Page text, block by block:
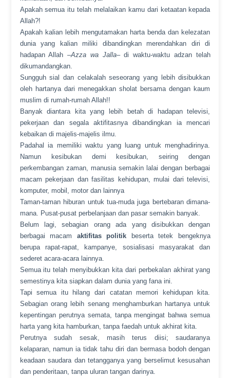
Apakah semua itu telah melalaikan kamu dari ketaatan kepada
Allah?!
Apakah kalian lebih mengutamakan harta benda dan kelezatan
dunia yang kalian miliki dibandingkan merendahkan diri di
hadapan Allah –Azza wa Jalla– di waktu-waktu adzan telah
dikumandangkan.
Sungguh sial dan celakalah seseorang yang lebih disibukkan
oleh hartanya dari menegakkan sholat bersama dengan kaum
muslim di rumah-rumah Allah!!
Banyak diantara kita yang lebih betah di hadapan televisi,
pekerjaan dan segala aktifitasnya dibandingkan ia mencari
kebaikan di majelis-majelis ilmu.
Padahal ia memiliki waktu yang luang untuk menghadirinya.
Namun kesibukan demi kesibukan, seiring dengan
perkembangan zaman, manusia semakin lalai dengan berbagai
macam pekerjaan dan fasilitas kehidupan, mulai dari televisi,
komputer, mobil, motor dan lainnya
Taman-taman hiburan untuk tua-muda juga bertebaran dimana-
mana. Pusat-pusat perbelanjaan dan pasar semakin banyak.
Belum lagi, sebagian orang ada yang disibukkan dengan
berbagai macam aktifitas politik beserta tetek bengeknya
berupa rapat-rapat, kampanye, sosialisasi masyarakat dan
sederet acara-acara lainnya.
Semua itu telah menyibukkan kita dari perbekalan akhirat yang
semestinya kita siapkan dalam dunia yang fana ini.
Tapi semua itu hilang dari catatan memori kehidupan kita.
Sebagian orang lebih senang menghamburkan hartanya untuk
kepentingan perutnya semata, tanpa mengingat bahwa semua
harta yang kita hamburkan, tanpa faedah untuk akhirat kita.
Perutnya sudah sesak, masih terus diisi; saudaranya
kelaparan, namun ia tidak tahu diri dan bermasa bodoh dengan
keadaan saudara dan tetangganya yang berselimut kesusahan
dan penderitaan, tanpa uluran tangan darinya.